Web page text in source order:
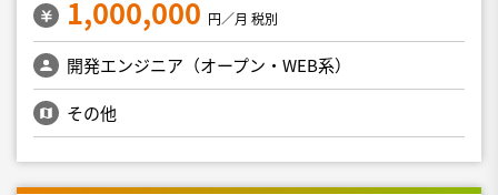
1,000,000 円／月 税別
開発エンジニア（オープン・WEB系）
その他